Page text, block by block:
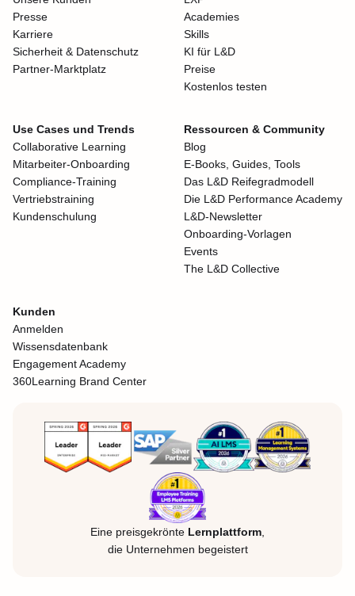
Presse
Karriere
Sicherheit & Datenschutz
Partner-Marktplatz
Academies
Skills
KI für L&D
Preise
Kostenlos testen
Use Cases und Trends
Collaborative Learning
Mitarbeiter-Onboarding
Compliance-Training
Vertriebstraining
Kundenschulung
Ressourcen & Community
Blog
E-Books, Guides, Tools
Das L&D Reifegradmodell
Die L&D Performance Academy
L&D-Newsletter
Onboarding-Vorlagen
Events
The L&D Collective
Kunden
Anmelden
Wissensdatenbank
Engagement Academy
360Learning Brand Center
Eine preisgekrönte Lernplattform
die Unternehmen begeistert